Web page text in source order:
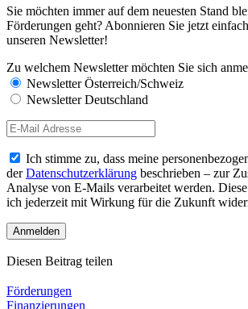
Sie möchten immer auf dem neuesten Stand
Förderungen geht? Abonnieren Sie jetzt
unseren Newsletter!
Zu welchem Newsletter möchten Sie sich
Newsletter Österreich/Schweiz
Newsletter Deutschland
Ich stimme zu, dass meine
derDatenschutzerklärung beschrieben – zur
Analyse von E-Mails verarbeitet werden.
ich jederzeit mit Wirkung für die Zukunft
Diesen Beitrag teilen
Förderungen
Finanzierungen